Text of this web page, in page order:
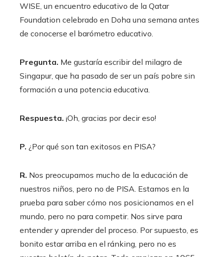
WISE, un encuentro educativo de la Qatar
Foundation celebrado en Doha una semana antes
de conocerse el barómetro educativo.
Pregunta. Me gustaría escribir del milagro de
Singapur, que ha pasado de ser un país pobre sin
formación a una potencia educativa.
Respuesta. ¡Oh, gracias por decir eso!
P. ¿Por qué son tan exitosos en PISA?
R. Nos preocupamos mucho de la educación de
nuestros niños, pero no de PISA. Estamos en la
prueba para saber cómo nos posicionamos en el
mundo, pero no para competir. Nos sirve para
entender y aprender del proceso. Por supuesto, es
bonito estar arriba en el ránking, pero no es